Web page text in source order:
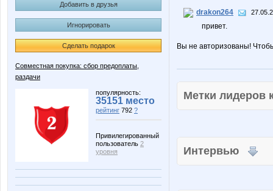
Добавить в друзья
Игнорировать
Сделать подарок
Совместная покупка: сбор предоплаты,
раздачи
популярность:
35151 место
рейтинг 792 ?
Привилегированный
пользователь 2
уровня
drakon264
привет.
Вы не авторизованы!
Метки
Интервью